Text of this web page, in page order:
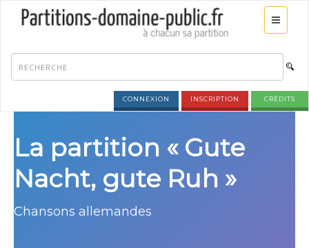
CONNEXION INSCRIPTION CRÉDITS
La partition « Gute
Nacht, gute Ruh »
Chansons allemandes